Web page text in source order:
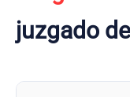
juzgado